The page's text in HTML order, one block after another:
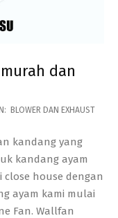
dan
IN:
BLOWER DAN EXHAUST
kandang yang
kandang ayam
close house dengan
ayam kami mulai
Fan. Wallfan